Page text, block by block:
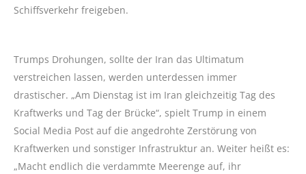
Schiffsverkehr freigeben.
Trumps Drohungen, sollte der Iran das Ultimatum
verstreichen lassen, werden unterdessen immer
drastischer. „Am Dienstag ist im Iran gleichzeitig Tag des
Kraftwerks und Tag der Brücke“, spielt Trump in einem
Social Media Post auf die angedrohte Zerstörung von
Kraftwerken und sonstiger Infrastruktur an. Weiter heißt es:
„Macht endlich die verdammte Meerenge auf, ihr